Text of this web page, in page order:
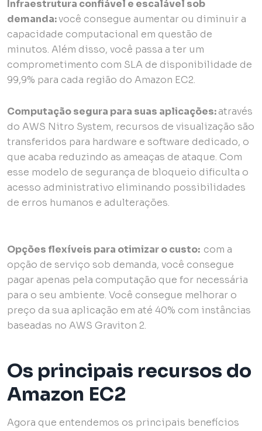
Infraestrutura confiável e escalável sob
demanda:você consegue aumentar ou diminuir a
capacidade computacional em questão de
minutos. Além disso, você passa a ter um
comprometimento com SLA de disponibilidade de
99,9% para cada região do Amazon EC2.
Computação segura para suas aplicações:através
do AWS Nitro System, recursos de visualização são
transferidos para hardware e software dedicado, o
que acaba reduzindo as ameaças de ataque. Com
esse modelo de segurança de bloqueio dificulta o
acesso administrativo eliminando possibilidades
de erros humanos e adulterações.
Opções flexíveis para otimizar o custo: com a
opção de serviço sob demanda, você consegue
pagar apenas pela computação que for necessária
para o seu ambiente. Você consegue melhorar o
preço da sua aplicação em até 40% com instâncias
baseadas no AWS Graviton 2.
Os principais recursos do
Amazon EC2
Agora que entendemos os principais benefícios